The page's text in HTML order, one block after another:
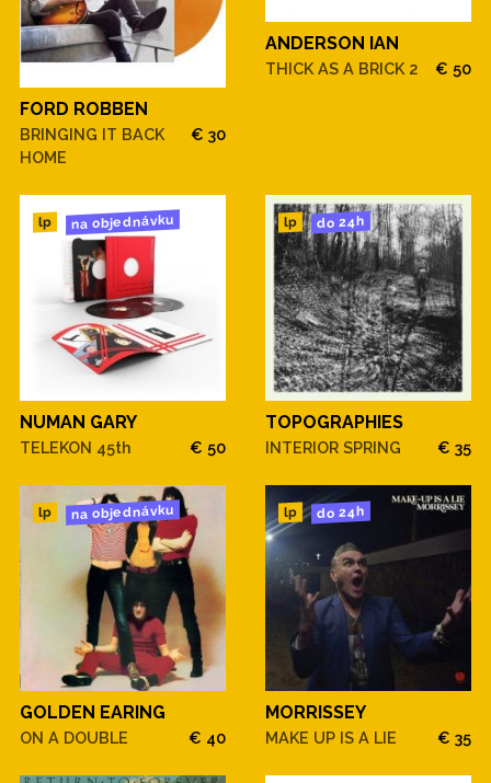
FORD ROBBEN
BRINGING IT BACK
HOME
€ 30
ANDERSON IAN
THICK AS A BRICK 2 € 50
lp na objednávku
NUMAN GARY
TELEKON 45th € 50
lp do 24h
TOPOGRAPHIES
INTERIOR SPRING € 35
lp na objednávku
GOLDEN EARING
ON A DOUBLE € 40
lp do 24h
MORRISSEY
MAKE UP IS A LIE € 35